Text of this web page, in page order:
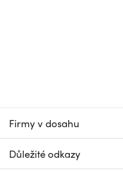
Firmy v dosahu
Důležité odkazy